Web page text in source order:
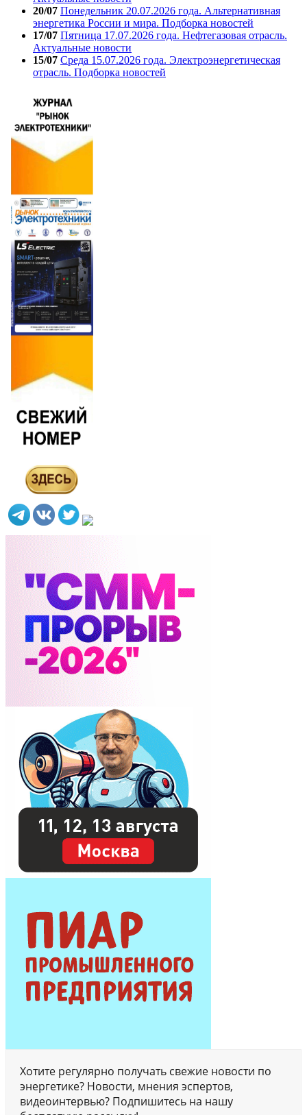
20/07 Понедельник 20.07.2026 года. Альтернативная
энергетика России и мира. Подборка новостей
17/07 Пятница 17.07.2026 года. Нефтегазовая отрасль.
Актуальные новости
15/07 Среда 15.07.2026 года. Электроэнергетическая
отрасль. Подборка новостей
Хотите регулярно получать свежие новости по
энергетике? Новости, мнения эспертов,
видеоинтервью? Подпишитесь на нашу